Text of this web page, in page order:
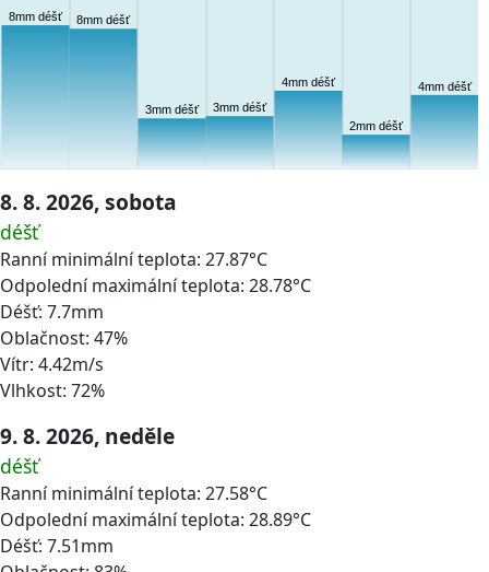
8mm déšť 8mm déšť
3mm déšť 3mm déšť
4mm déšť
2mm déšť
4mm déšť
8. 8. 2026, sobota
déšť
Ranní minimální teplota: 27.87°C
Odpolední maximální teplota: 28.78°C
Déšť: 7.7mm
Oblačnost: 47%
Vítr: 4.42m/s
Vlhkost: 72%
9. 8. 2026, neděle
déšť
Ranní minimální teplota: 27.58°C
Odpolední maximální teplota: 28.89°C
Déšť: 7.51mm